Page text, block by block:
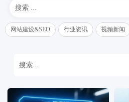
网站建设&SEO 行业资讯 视频新闻